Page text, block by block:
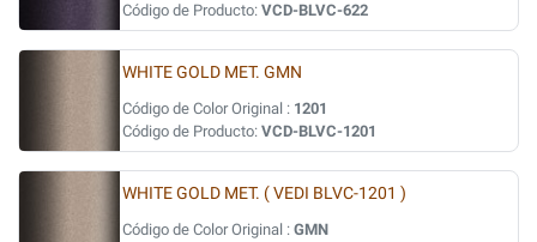
Código de Producto: VCD-BLVC-622
WHITE GOLD MET. GMN
Código de Color Original : 1201
Código de Producto: VCD-BLVC-1201
WHITE GOLD MET. ( VEDI BLVC-1201 )
Código de Color Original : GMN